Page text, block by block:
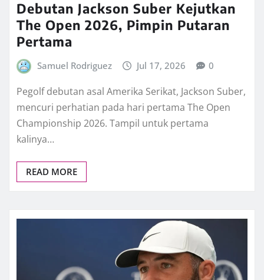
Debutan Jackson Suber Kejutkan
The Open 2026, Pimpin Putaran
Pertama
Samuel Rodriguez Jul 17, 2026 0
Pegolf debutan asal Amerika Serikat, Jackson Suber,
mencuri perhatian pada hari pertama The Open
Championship 2026. Tampil untuk pertama
kalinya…
READ MORE